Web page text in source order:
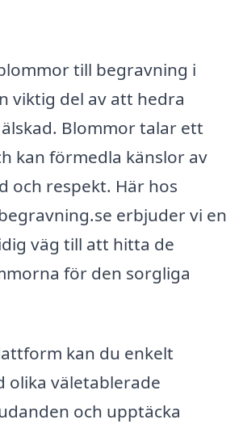
till begravning i
viktig del av att hedra
Blommor talar ett
kan förmedla känslor av
och respekt. Här hos
erbjuder vi en
väg till att hitta de
för den sorgliga
kan du enkelt
olika väletablerade
och upptäcka